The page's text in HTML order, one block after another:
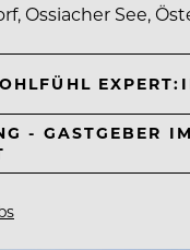
Ossiacher See,
- GASTGEBER IM